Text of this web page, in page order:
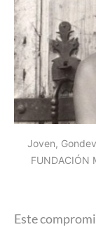
Joven,
FUNDACIÓN
Este